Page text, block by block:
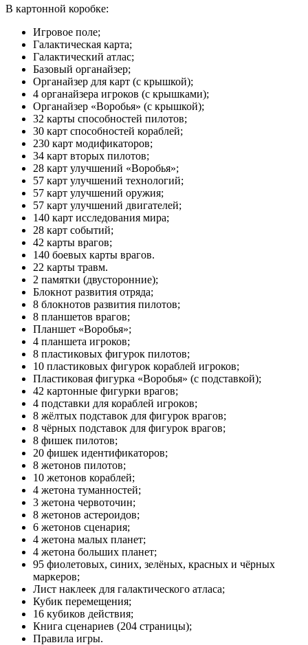
В картонной коробке:
Игровое поле;
Галактическая карта;
Галактический атлас;
Базовый органайзер;
Органайзер для карт (с крышкой);
4 органайзера игроков (с крышками);
Органайзер «Воробья» (с крышкой);
32 карты способностей пилотов;
30 карт способностей кораблей;
230 карт модификаторов;
34 карт вторых пилотов;
28 карт улучшений «Воробья»;
57 карт улучшений технологий;
57 карт улучшений оружия;
57 карт улучшений двигателей;
140 карт исследования мира;
28 карт событий;
42 карты врагов;
140 боевых карты врагов.
22 карты травм.
2 памятки (двусторонние);
Блокнот развития отряда;
8 блокнотов развития пилотов;
8 планшетов врагов;
Планшет «Воробья»;
4 планшета игроков;
8 пластиковых фигурок пилотов;
10 пластиковых фигурок кораблей игроков;
Пластиковая фигурка «Воробья» (с подставкой);
42 картонные фигурки врагов;
4 подставки для кораблей игроков;
8 жёлтых подставок для фигурок врагов;
8 чёрных подставок для фигурок врагов;
8 фишек пилотов;
20 фишек идентификаторов;
8 жетонов пилотов;
10 жетонов кораблей;
4 жетона туманностей;
3 жетона червоточин;
8 жетонов астероидов;
6 жетонов сценария;
4 жетона малых планет;
4 жетона больших планет;
95 фиолетовых, синих, зелёных, красных и чёрных
маркеров;
Лист наклеек для галактического атласа;
Кубик перемещения;
16 кубиков действия;
Книга сценариев (204 страницы);
Правила игры.